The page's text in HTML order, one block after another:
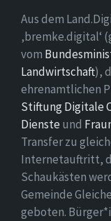
Aus dem
‚bremke.digital‘
vom
Landwirtschaft),
ehrenamtlichen
Stiftung Digitale
Dienste und
Transfer zu
Internetauftritt,
Schaukästen
Gemeinde
geboten.